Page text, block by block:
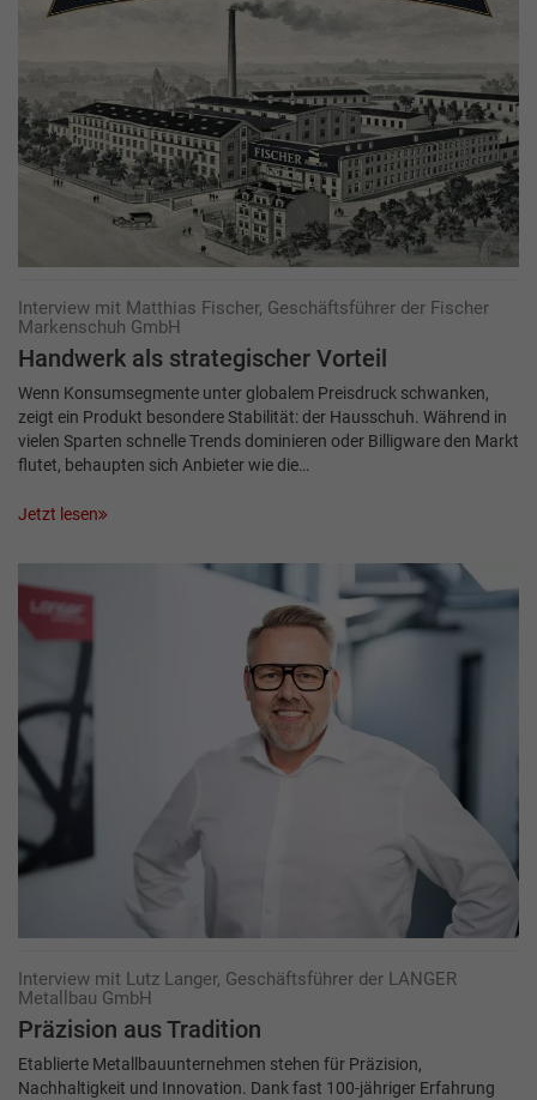
Interview mit Matthias Fischer, Geschäftsführer der Fischer
Markenschuh GmbH
Handwerk als strategischer Vorteil
Wenn Konsumsegmente unter globalem Preisdruck schwanken,
zeigt ein Produkt besondere Stabilität: der Hausschuh. Während in
vielen Sparten schnelle Trends dominieren oder Billigware den Markt
flutet, behaupten sich Anbieter wie die…
Jetzt lesen
Interview mit Lutz Langer, Geschäftsführer der LANGER
Metallbau GmbH
Präzision aus Tradition
Etablierte Metallbauunternehmen stehen für Präzision,
Nachhaltigkeit und Innovation. Dank fast 100-jähriger Erfahrung